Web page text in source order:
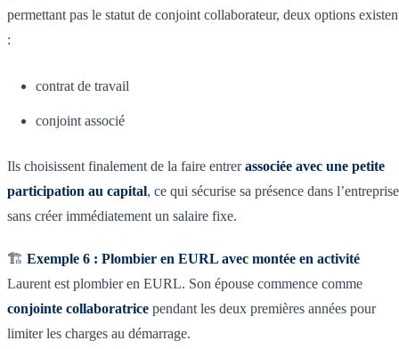
permettant pas le statut de conjoint collaborateur, deux options
:
contrat de travail
conjoint associé
Ils choisissent finalement de la faire entrerassociée avec une petite
participation au capital, ce qui sécurise sa présence dans l’entreprise
sans créer immédiatement un salaire fixe.
🏗️ Exemple 6 : Plombier en EURL avec montée en activité
Laurent est plombier en EURL. Son épouse commence comme
conjointe collaboratrice pendant les deux premières années pour
limiter les charges au démarrage.